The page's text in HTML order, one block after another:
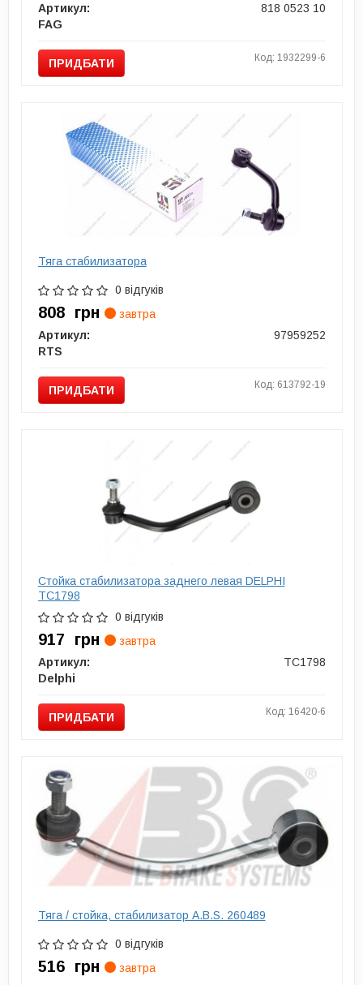
Артикул:
818 0523 10
FAG
ПРИДБАТИ Код: 1932299-6
Тяга стабилизатора
0 відгуків
808 грн
завтра
Артикул:
97959252
RTS
ПРИДБАТИ Код: 613792-19
Стойка стабилизатора заднего левая DELPHI
TC1798
0 відгуків
917 грн
завтра
Артикул:
TC1798
Delphi
ПРИДБАТИ Код: 16420-6
Тяга / стойка, стабилизатор A.B.S. 260489
0 відгуків
516 грн
завтра